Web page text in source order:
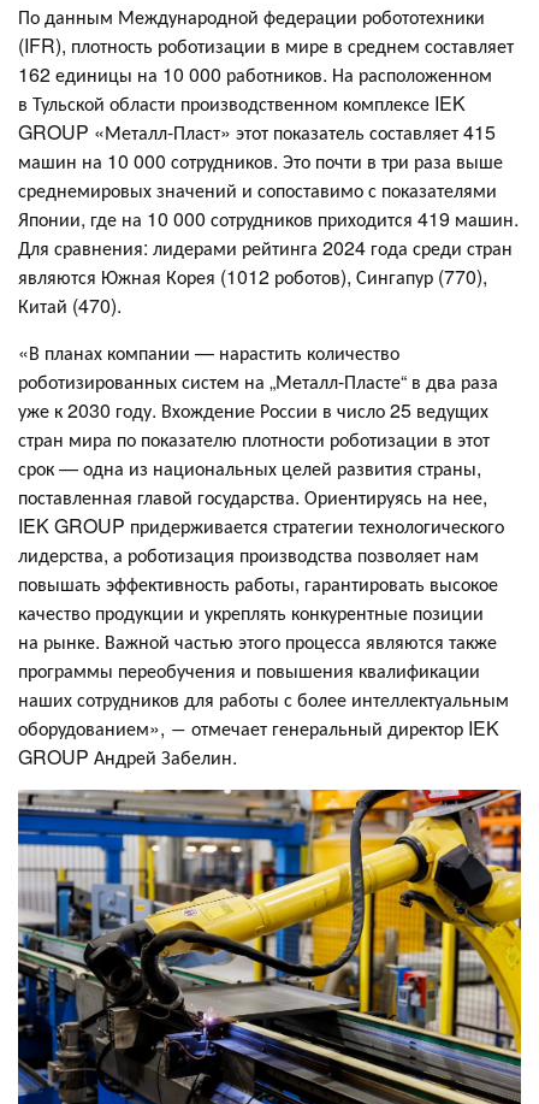
По данным Международной федерации робототехники
(IFR), плотность роботизации в мире в среднем составляет
162 единицы на 10 000 работников. На расположенном
в Тульской области производственном комплексе IEK
GROUP «Металл-Пласт» этот показатель составляет 415
машин на 10 000 сотрудников. Это почти в три раза выше
среднемировых значений и сопоставимо с показателями
Японии, где на 10 000 сотрудников приходится 419 машин.
Для сравнения: лидерами рейтинга 2024 года среди стран
являются Южная Корея (1012 роботов), Сингапур (770),
Китай (470).
«В планах компании — нарастить количество
роботизированных систем на „Металл-Пласте“ в два раза
уже к 2030 году. Вхождение России в число 25 ведущих
стран мира по показателю плотности роботизации в этот
срок — одна из национальных целей развития страны,
поставленная главой государства. Ориентируясь на нее,
IEK GROUP придерживается стратегии технологического
лидерства, а роботизация производства позволяет нам
повышать эффективность работы, гарантировать высокое
качество продукции и укреплять конкурентные позиции
на рынке. Важной частью этого процесса являются также
программы переобучения и повышения квалификации
наших сотрудников для работы с более интеллектуальным
оборудованием», ― отмечает генеральный директор IEK
GROUP Андрей Забелин.